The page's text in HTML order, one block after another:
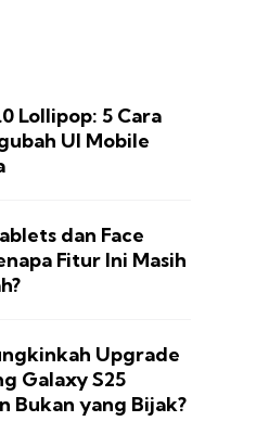
Lollipop: 5 Cara
UI Mobile
dan Face
Fitur Ini Masih
Upgrade
Galaxy S25
Bukan yang Bijak?